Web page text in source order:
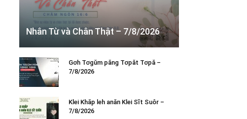
Nhân Từ và Chân Thật – 7/8/2026
Gơh Tơgŭm păng Tơpăt Tơpă –
7/8/2026
Klei Khăp leh anăn Klei Sĭt Suôr –
7/8/2026